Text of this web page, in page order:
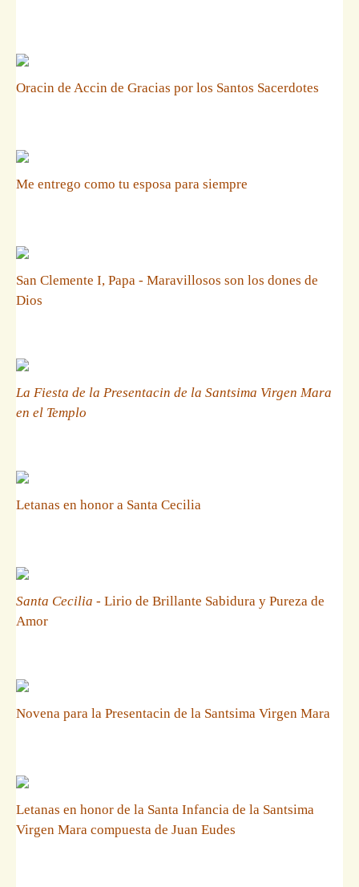
Oracin de Accin de Gracias por los Santos Sacerdotes
Me entrego como tu esposa para siempre
San Clemente I, Papa - Maravillosos son los dones de
Dios
La Fiesta de la Presentacin de la Santsima Virgen Mara
en el Templo
Letanas en honor a Santa Cecilia
Santa Cecilia - Lirio de Brillante Sabidura y Pureza de
Amor
Novena para la Presentacin de la Santsima Virgen Mara
Letanas en honor de la Santa Infancia de la Santsima
Virgen Mara compuesta de Juan Eudes